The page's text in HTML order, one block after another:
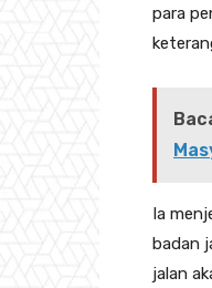
para
‎Ia
badan
jalan